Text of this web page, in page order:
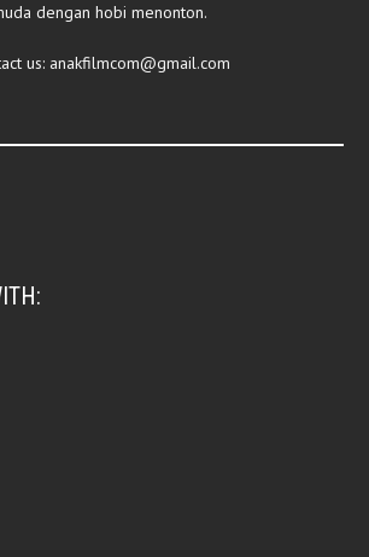
dengan hobi menonton.
us: anakfilmcom@gmail.com